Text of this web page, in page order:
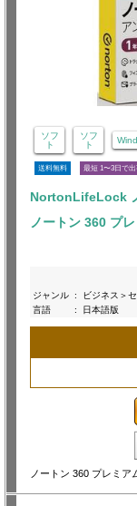
ソフ
ト
ソフ
ト
送料無料 最短 1〜3日で
NortonLifeLock
ノートン 360 プ
ジャンル :
ビジネス＞
言語
: 日本語版
ノートン 360 プレミア